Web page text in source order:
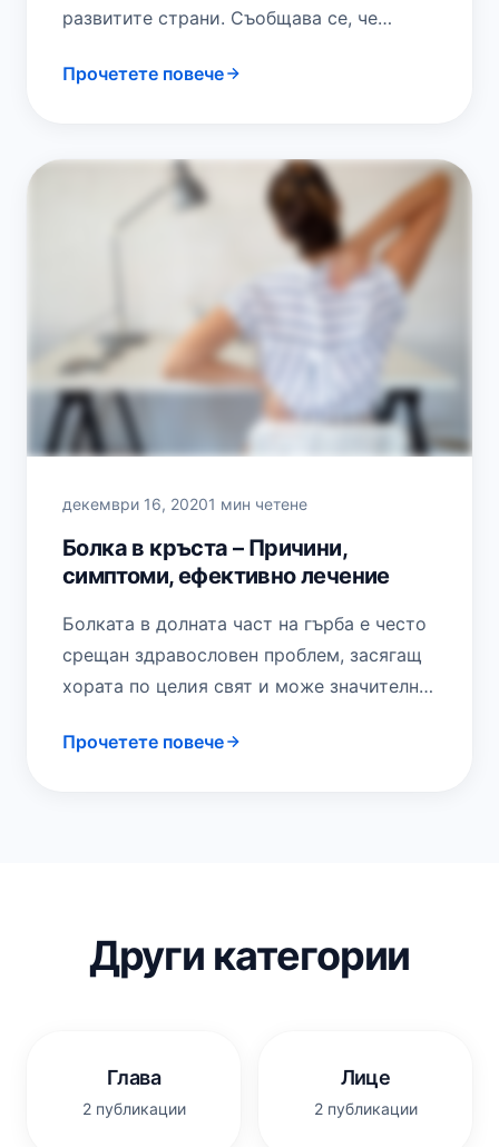
развитите страни. Съобщава се, че
честият източник на механична болка…
Прочетете повече
декември 16, 20201 мин четене
Болка в кръста – Причини,
симптоми, ефективно лечение
Болката в долната част на гърба е често
срещан здравословен проблем, засягащ
хората по целия свят и може значително
качеството…
Прочетете повече
Други категории
Глава
2 публикации
Лице
2 публикации